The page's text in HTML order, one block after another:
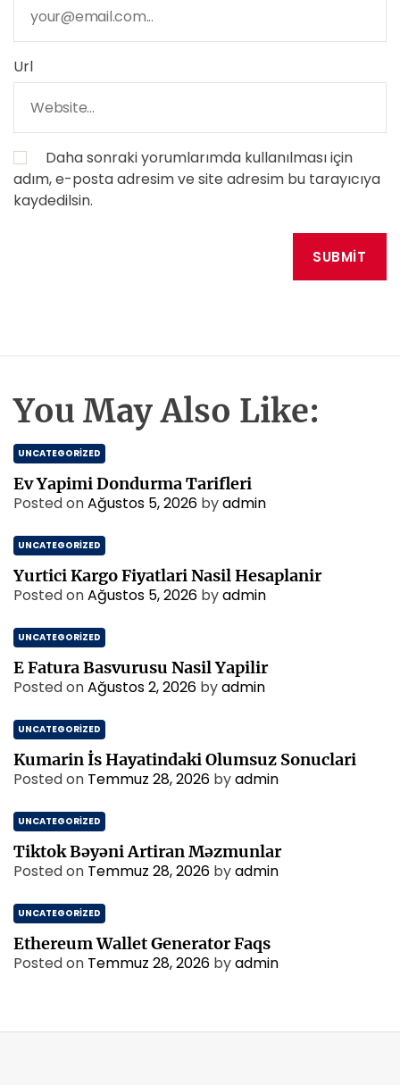
Url
Daha sonraki yorumlarımda kullanılması için
adım, e-posta adresim ve site adresim bu tarayıcıya
kaydedilsin.
You May Also Like:
UNCATEGORIZED
Ev Yapimi Dondurma Tarifleri
Posted onAğustos 5, 2026 byadmin
UNCATEGORIZED
Yurtici Kargo Fiyatlari Nasil Hesaplanir
Posted onAğustos 5, 2026 byadmin
UNCATEGORIZED
E Fatura Basvurusu Nasil Yapilir
Posted onAğustos 2, 2026 byadmin
UNCATEGORIZED
Kumarin İs Hayatindaki Olumsuz Sonuclari
Posted on Temmuz 28, 2026 byadmin
UNCATEGORIZED
Tiktok Bəyəni Artiran Məzmunlar
Posted on Temmuz 28, 2026 byadmin
UNCATEGORIZED
Ethereum Wallet Generator Faqs
Posted on Temmuz 28, 2026 byadmin